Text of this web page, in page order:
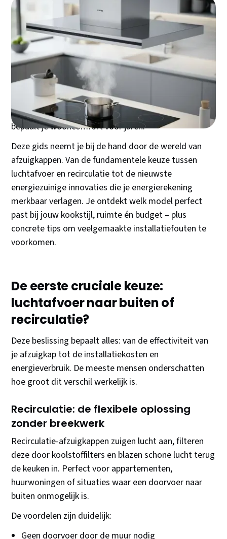
Een goede afzuigkap is het onzichtbare hart van elke
keuken – het verschil tussen een frisse, aangename
kookruimte en een huis dat dagen later nog naar
gisterenavonds gebakken vis ruikt. Met meer dan
27.000 zoekopdrachten per maand bewijst
"afzuigkap" dat Nederlandse thuiskoks eindelijk
begrijpen: investeren in de juiste luchtbehandeling
bepaalt je wooncomfort voor jaren.
Deze gids neemt je bij de hand door de wereld van
afzuigkappen. Van de fundamentele keuze tussen
luchtafvoer en recirculatie tot de nieuwste
energiezuinige innovaties die je energierekening
merkbaar verlagen. Je ontdekt welk model perfect
past bij jouw kookstijl, ruimte én budget – plus
concrete tips om veelgemaakte installatiefouten te
voorkomen.
De eerste cruciale keuze:
luchtafvoer naar buiten of
recirculatie?
Deze beslissing bepaalt alles: van de effectiviteit van
je afzuigkap tot de installatiekosten en
energieverbruik. De meeste mensen onderschatten
hoe groot dit verschil werkelijk is.
Recirculatie: de flexibele oplossing
zonder breekwerk
Recirculatie-afzuigkappen zuigen lucht aan, filteren
deze door koolstoffilters en blazen schone lucht terug
de keuken in. Perfect voor appartementen,
huurwoningen of situaties waar een doorvoer naar
buiten onmogelijk is.
De voordelen zijn duidelijk:
Geen doorvoer door de muur nodig